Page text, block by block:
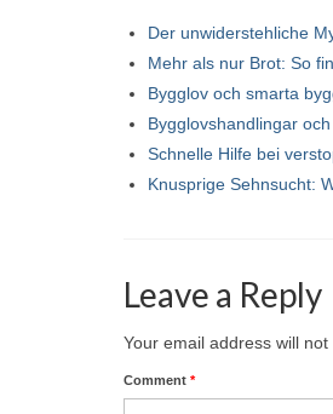
Der unwiderstehliche
Mehr als nur Brot: So
Bygglov och smarta
Bygglovshandlingar
Schnelle Hilfe bei
Knusprige Sehnsucht:
Leave a Reply
Your email address will not
Comment *